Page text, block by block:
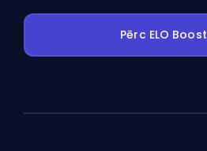
Pērc ELO Boost